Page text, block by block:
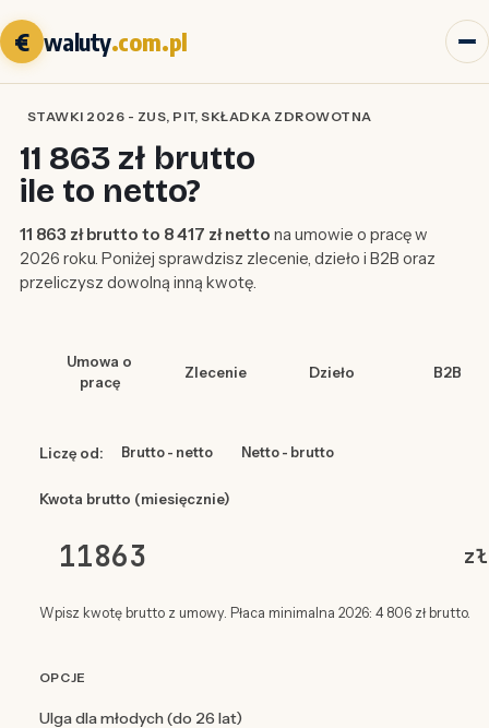
€ waluty.com.pl
STAWKI 2026 - ZUS, PIT, SKŁADKA ZDROWOTNA
11 863 zł brutto
ile to netto?
11 863 zł brutto to 8 417 zł netto na umowie o pracę w
2026 roku. Poniżej sprawdzisz zlecenie, dzieło i B2B oraz
przeliczysz dowolną inną kwotę.
Umowa o
pracę
Zlecenie Dzieło B2B
Liczę od: Brutto - netto Netto - brutto
Kwota brutto (miesięcznie)
zł
Wpisz kwotę brutto z umowy. Płaca minimalna 2026: 4 806 zł brutto.
OPCJE
Ulga dla młodych (do 26 lat)